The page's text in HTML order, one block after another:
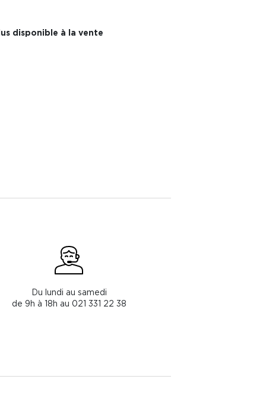
disponible à la vente
Du lundi au samedi
de 9h à 18h au 021 331 22 38